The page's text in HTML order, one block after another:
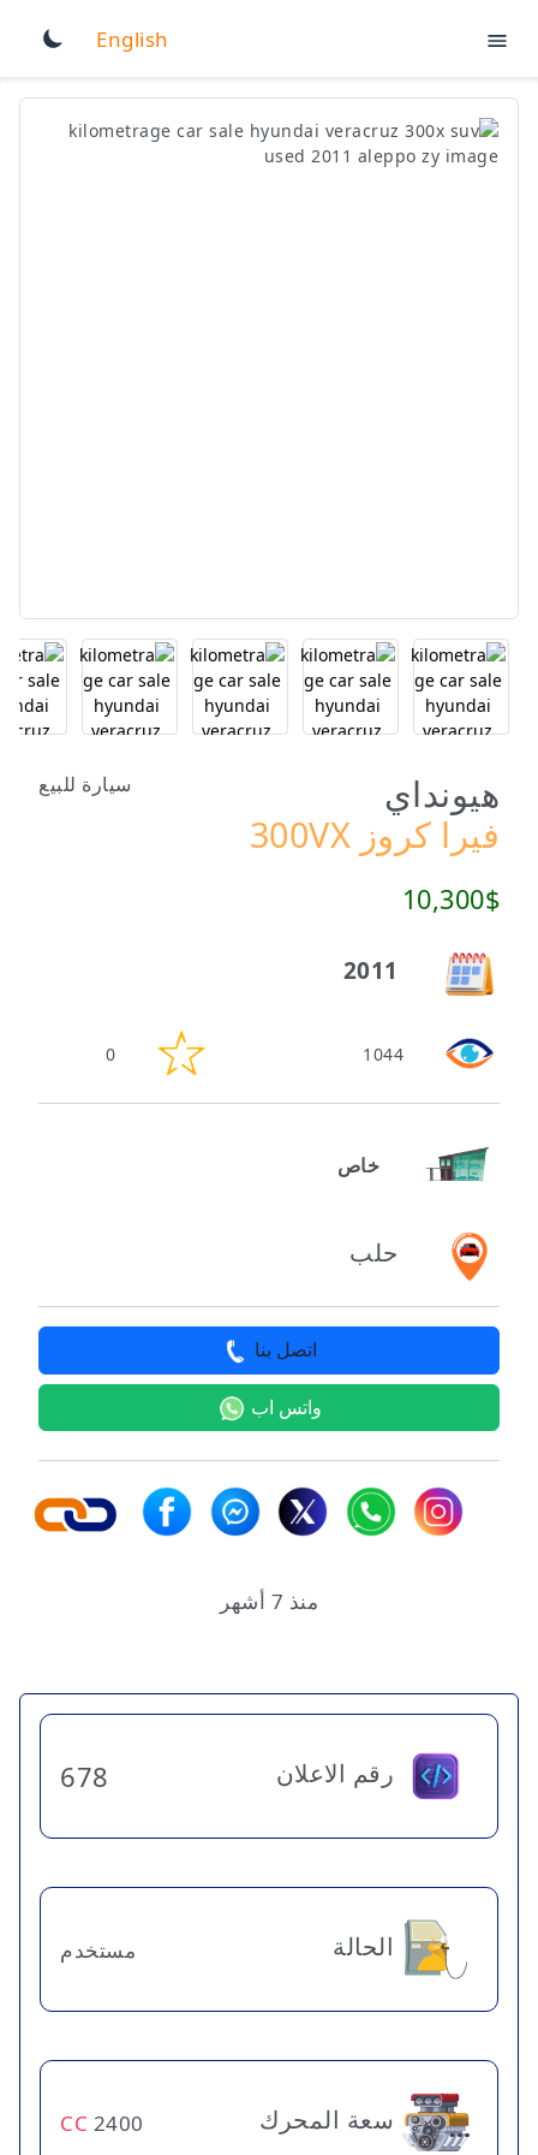
English
هيونداي سيارة للبيع
فيرا كروز 300VX
10,300$
2011
1044
0
خاص
حلب
اتصل بنا
واتس اب
منذ 7 أشهر
رقم الاعلان 678
الحالة مستخدم
سعة المحرك 2400
CC